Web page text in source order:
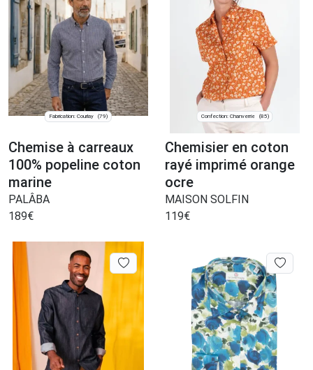
Fabrication: Courlay (79)
Chemise à carreaux
100% popeline coton
marine
PALÂBA
189€
Confection: Chanverrie (85)
Chemisier en coton
rayé imprimé orange
ocre
MAISON SOLFIN
119€